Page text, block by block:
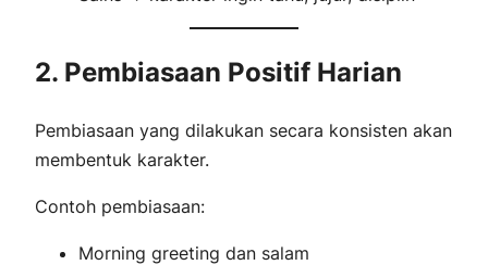
2. Pembiasaan Positif Harian
Pembiasaan yang dilakukan secara konsisten akan
membentuk karakter.
Contoh pembiasaan:
Morning greeting dan salam